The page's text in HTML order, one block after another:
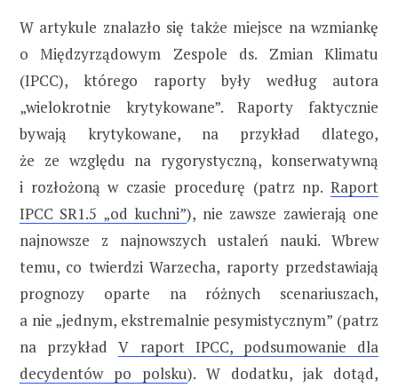
W artykule znalazło się także miejsce na wzmiankę
o Międzyrządowym Zespole ds. Zmian Klimatu
(IPCC), którego raporty były według autora
„wielokrotnie krytykowane”. Raporty faktycznie
bywają krytykowane, na przykład dlatego,
że ze względu na rygorystyczną, konserwatywną
i rozłożoną w czasie procedurę (patrz np. Raport
IPCC SR1.5 „od kuchni”), nie zawsze zawierają one
najnowsze z najnowszych ustaleń nauki. Wbrew
temu, co twierdzi Warzecha, raporty przedstawiają
prognozy oparte na różnych scenariuszach,
a nie „jednym, ekstremalnie pesymistycznym” (patrz
na przykładV raport IPCC, podsumowanie dla
decydentów po polsku). W dodatku, jak dotąd,